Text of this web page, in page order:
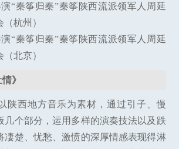
演“秦筝归秦”秦筝陕西流派领军人周延
杭州）
演“秦筝归秦”秦筝陕西流派领军人周延
北京）
》
陕西地方音乐为素材，通过引子、慢
几个部分，运用多样的演奏技法以及跌
凄楚、忧愁、激愤的深厚情感表现得淋